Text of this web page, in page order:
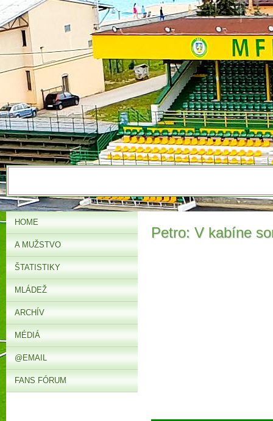
Petro: V kabíne
HOME
A MUŽSTVO
ŠTATISTIKY
MLÁDEŽ
ARCHÍV
MÉDIÁ
@EMAIL
FANS FÓRUM